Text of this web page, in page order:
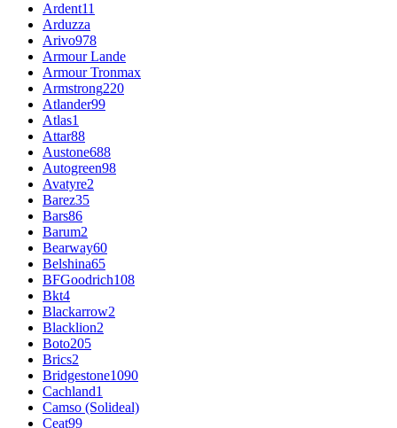
Ardent11
Arduzza
Arivo978
Armour Lande
Armour Tronmax
Armstrong220
Atlander99
Atlas1
Attar88
Austone688
Autogreen98
Avatyre2
Barez35
Bars86
Barum2
Bearway60
Belshina65
BFGoodrich108
Bkt4
Blackarrow2
Blacklion2
Boto205
Brics2
Bridgestone1090
Cachland1
Camso (Solideal)
Ceat99